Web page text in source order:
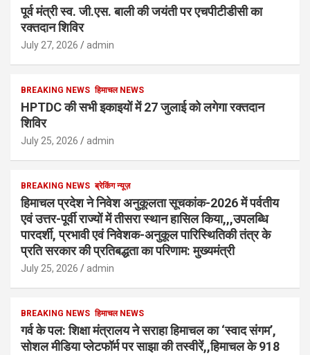
पूर्व मंत्री स्व. जी.एस. बाली की जयंती पर एचपीटीडीसी का
रक्तदान शिविर
July 27, 2026 admin
BREAKING NEWS हिमाचल NEWS
HPTDC की सभी इकाइयों में 27 जुलाई को लगेगा रक्तदान
शिविर
July 25, 2026 admin
BREAKING NEWS ब्रेकिंग न्यूज़
हिमाचल प्रदेश ने निवेश अनुकूलता सूचकांक-2026 में पर्वतीय
एवं उत्तर-पूर्वी राज्यों में तीसरा स्थान हासिल किया,,,उपलब्धि
पारदर्शी, प्रभावी एवं निवेशक-अनुकूल पारिस्थितिकी तंत्र के
प्रति सरकार की प्रतिबद्धता का परिणाम: मुख्यमंत्री
July 25, 2026 admin
BREAKING NEWS हिमाचल NEWS
गर्व के पल: शिक्षा मंत्रालय ने सराहा हिमाचल का ‘स्वाद संगम’,
सोशल मीडिया प्लेटफॉर्म पर साझा की तस्वीरें,,हिमाचल के 918